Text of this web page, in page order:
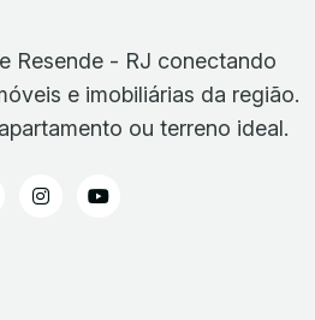
Resende - RJ conectando
e imobiliárias da região.
ou terreno ideal.